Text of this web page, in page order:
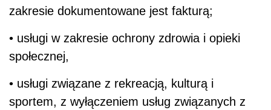
zakresie dokumentowane jest fakturą;
• usługi w zakresie ochrony zdrowia i opieki
społecznej,
• usługi związane z rekreacją, kulturą i
sportem, z wyłączeniem usług związanych z